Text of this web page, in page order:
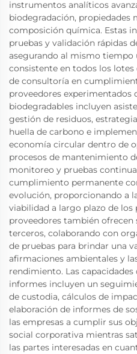
instrumentos analíticos
biodegradación, propiedades
composición química. Estas
pruebas y validación rápidas
asegurando al mismo tiempo
consistente en todos los
de consultoría en
proveedores experimentados
biodegradables incluyen
gestión de residuos,
huella de carbono e
economía circular dentro de
procesos de mantenimiento
monitoreo y pruebas
cumplimiento permanente
evolución, proporcionando a
viabilidad a largo plazo de los
proveedores también
terceros, colaborando con
de pruebas para brindar una
afirmaciones ambientales y
rendimiento. Las
informes incluyen un
de custodia, cálculos de
elaboración de informes de
las empresas a cumplir sus
social corporativa mientras
las partes interesadas en